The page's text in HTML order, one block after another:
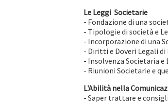
Le Leggi Societarie
- Fondazione di una
- Tipologie di società e
- Incorporazione di una
- Diritti e Doveri Legali
- Insolvenza Societaria
- Riunioni Societarie e
L'Abilità nella
- Saper trattare e